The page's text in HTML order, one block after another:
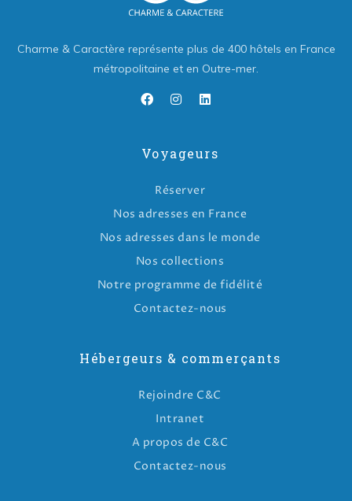
Charme & Caractère représente plus de 400 hôtels en France
métropolitaine et en Outre-mer.
Voyageurs
Réserver
Nos adresses en France
Nos adresses dans le monde
Nos collections
Notre programme de fidélité
Contactez-nous
Hébergeurs & commerçants
Rejoindre C&C
Intranet
A propos de C&C
Contactez-nous